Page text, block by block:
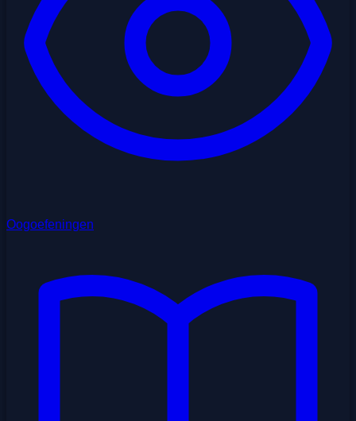
Oogoefeningen